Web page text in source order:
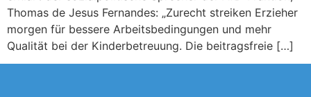
Thomas de Jesus Fernandes: „Zurecht streiken Erzieher
morgen für bessere Arbeitsbedingungen und mehr
Qualität bei der Kinderbetreuung. Die beitragsfreie […]